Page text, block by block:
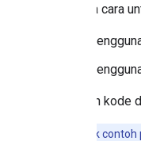
Ada dua cara
Cuplikan kode
Untuk